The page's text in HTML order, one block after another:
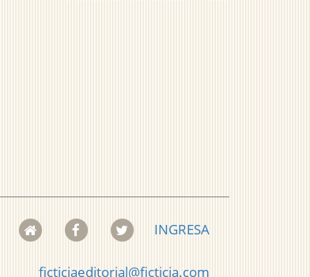
INGRESA
ficticiaeditorial@ficticia.com